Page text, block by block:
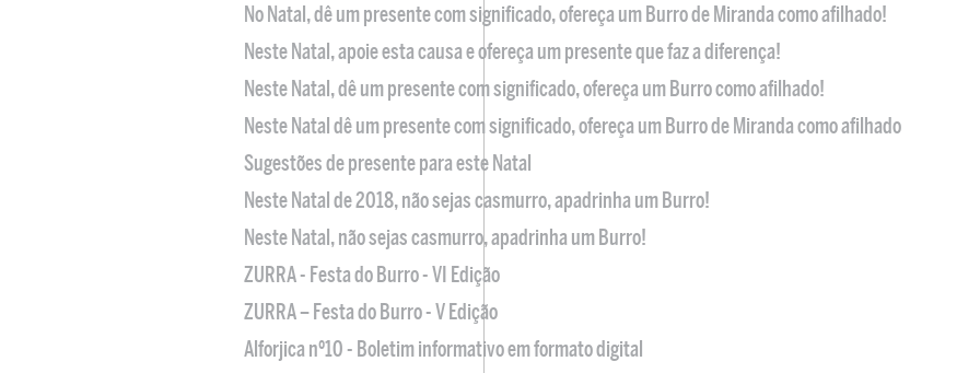
No Natal, dê um presente com significado, ofereça um Burro de Miranda como afilhado!
Neste Natal, apoie esta causa e ofereça um presente que faz a diferença!
Neste Natal, dê um presente com significado, ofereça um Burro como afilhado!
Neste Natal dê um presente com significado, ofereça um Burro de Miranda como afilhado
Sugestões de presente para este Natal
Neste Natal de 2018, não sejas casmurro, apadrinha um Burro!
Neste Natal, não sejas casmurro, apadrinha um Burro!
ZURRA - Festa do Burro - VI Edição
ZURRA – Festa do Burro - V Edição
Alforjica nº10 - Boletim informativo em formato digital